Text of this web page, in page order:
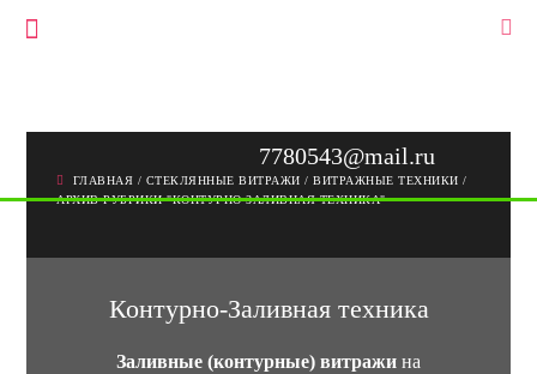
7780543@mail.ru
ГЛАВНАЯ / СТЕКЛЯННЫЕ ВИТРАЖИ /ВИТРАЖНЫЕ ТЕХНИКИ /
АРХИВ РУБРИКИ "КОНТУРНО-ЗАЛИВНАЯ ТЕХНИКА"
Контурно-Заливная техника
Заливные (контурные) витражи на